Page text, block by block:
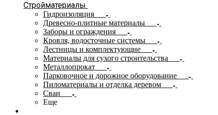
Стройматериалы
Гидроизоляция
Древесно-плитные материалы
Заборы и ограждения
Кровля, водосточные системы
Лестницы и комплектующие
Материалы для сухого строительства
Металлопрокат
Парковочное и дорожное оборудование
Пиломатериалы и отделка деревом
Сваи
Еще